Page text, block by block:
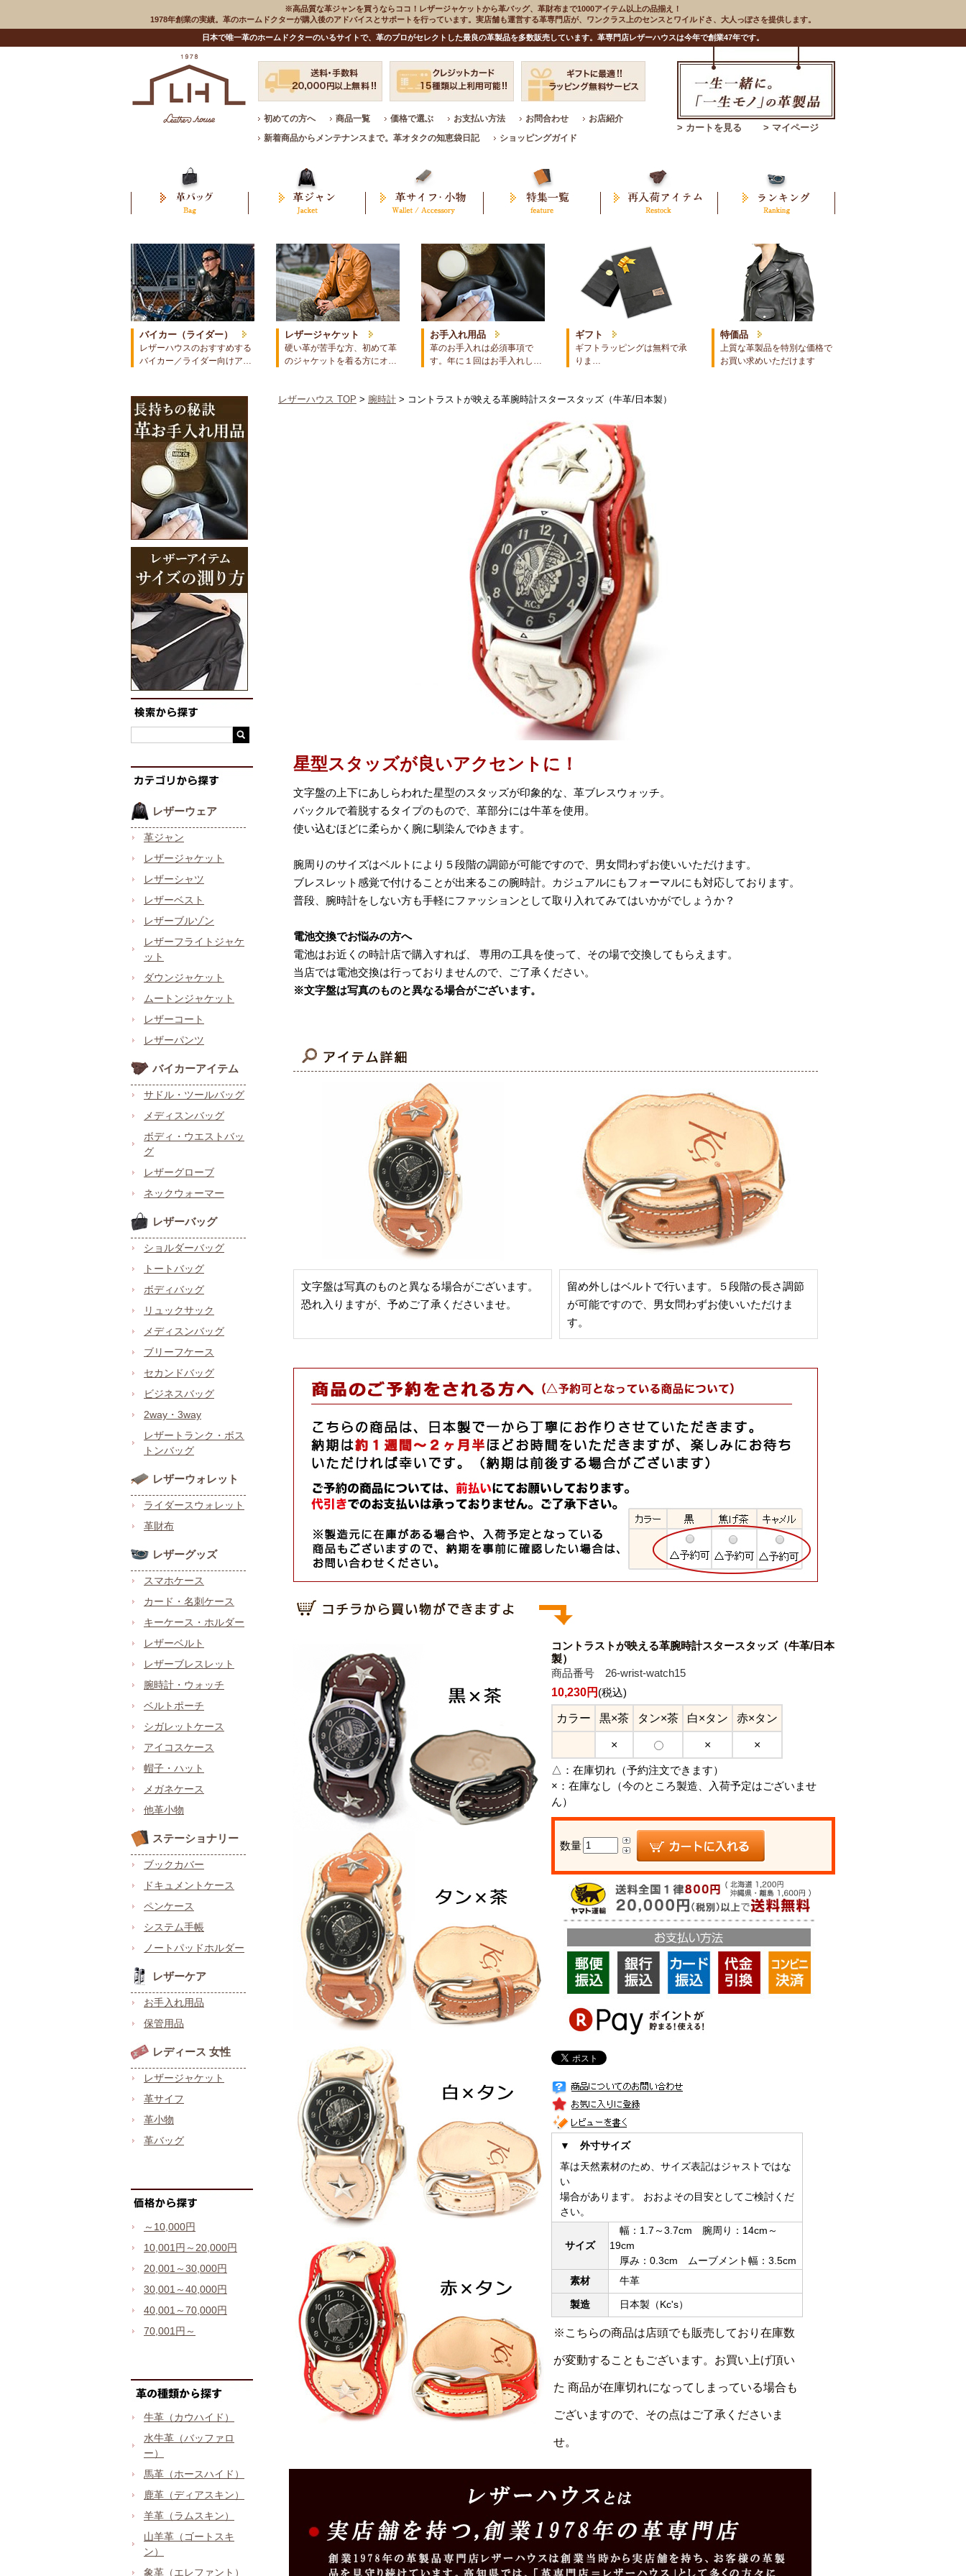
※高品質な革ジャンを買うならココ！レザージャケットから革バッグ、革財布まで1000アイテム以上の品揃え！
1978年創業の実績。革のホームドクターが購入後のアドバイスとサポートを行っています。実店舗も運営する革専門店が、ワンクラス上のセンスとワイルドさ、大人っぽさを提供します。
日本で唯一革のホームドクターのいるサイトで、革のプロがセレクトした最良の革製品を多数販売しています。革専門店レザーハウスは今年で創業47年です。
初めての方へ 商品一覧 価格で選ぶ お支払い方法 お問合わせ
お店紹介
新着商品からメンテナンスまで。革オタクの知恵袋日記
ショッピングガイド
> カートを見る > マイページ
バイカー（ライダー）
レザーハウスのおすすめする
バイカー／ライダー向けア…
レザージャケット
硬い革が苦手な方、初めて革
のジャケットを着る方にオ…
お手入れ用品
革のお手入れは必須事項で
す。年に１回はお手入れし…
ギフト
ギフトラッピングは無料で承
りま…
特価品
上質な革製品を特別な価格で
お買い求めいただけます
レザーウェア
革ジャン
レザージャケット
レザーシャツ
レザーベスト
レザーブルゾン
レザーフライトジャケ
ット
ダウンジャケット
ムートンジャケット
レザーコート
レザーパンツ
バイカーアイテム
サドル・ツールバッグ
メディスンバッグ
ボディ・ウエストバッ
グ
レザーグローブ
ネックウォーマー
レザーバッグ
ショルダーバッグ
トートバッグ
ボディバッグ
リュックサック
メディスンバッグ
ブリーフケース
セカンドバッグ
ビジネスバッグ
2way・3way
レザートランク・ボス
トンバッグ
レザーウォレット
ライダースウォレット
革財布
レザーグッズ
スマホケース
カード・名刺ケース
キーケース・ホルダー
レザーベルト
レザーブレスレット
腕時計・ウォッチ
ベルトポーチ
シガレットケース
アイコスケース
帽子・ハット
メガネケース
他革小物
ステーショナリー
ブックカバー
ドキュメントケース
ペンケース
システム手帳
ノートパッドホルダー
レザーケア
お手入れ用品
保管用品
レディース 女性
レザージャケット
革サイフ
革小物
革バッグ
～10,000円
10,001円～20,000円
20,001～30,000円
30,001～40,000円
40,001～70,000円
70,001円～
牛革（カウハイド）
水牛革（バッファロ
ー）
馬革（ホースハイド）
鹿革（ディアスキン）
羊革（ラムスキン）
山羊革（ゴートスキ
ン）
象革（エレファント）
レザーハウス TOP > 腕時計 > コントラストが映える革腕時計スタースタッズ（牛革/日本製）
星型スタッズが良いアクセントに！
文字盤の上下にあしらわれた星型のスタッズが印象的な、革ブレスウォッチ。
バックルで着脱するタイプのもので、革部分には牛革を使用。
使い込むほどに柔らかく腕に馴染んでゆきます。
腕周りのサイズはベルトにより５段階の調節が可能ですので、男女問わずお使いいただけます。
ブレスレット感覚で付けることが出来るこの腕時計。カジュアルにもフォーマルにも対応しております。
普段、腕時計をしない方も手軽にファッションとして取り入れてみてはいかがでしょうか？
電池交換でお悩みの方へ
電池はお近くの時計店で購入すれば、 専用の工具を使って、その場で交換してもらえます。
当店では電池交換は行っておりませんので、ご了承ください。
※文字盤は写真のものと異なる場合がございます。
文字盤は写真のものと異なる場合がございます。
恐れ入りますが、予めご了承くださいませ。
留め外しはベルトで行います。５段階の長さ調節
が可能ですので、男女問わずお使いいただけま
す。
コントラストが映える革腕時計スタースタッズ（牛革/日本
製）
商品番号 26-wrist-watch15
10,230円 (税込)
カラー 黒×茶 タン×茶 白×タン 赤×タン
× × ×
△： 在庫切れ（予約注文できます）
×： 在庫なし（今のところ製造、入荷予定はございませ
ん）
数量
▼ 外寸サイズ
革は天然素材のため、サイズ表記はジャストではな
い
場合があります。 おおよその目安としてご検討くだ
さい。
サイズ
幅：1.7～3.7cm 腕周り：14cm～
19cm
厚み：0.3cm ムーブメント幅：3.5cm
素材
牛革
製造 日本製（Kc's）
※こちらの商品は店頭でも販売しており在庫数
が変動することもございます。お買い上げ頂い
た 商品が在庫切れになってしまっている場合も
ございますので、その点はご了承くださいま
せ。